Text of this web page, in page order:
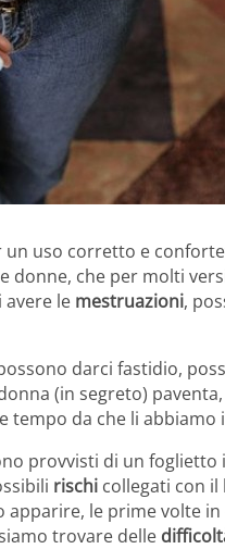
un uso corretto e
che per molti
avere le mestruazioni,
darci fastidio,
(in segreto)
tempo da che li abbiamo
provvisti di un
rischi collegati con
apparire, le prime volte
trovare delle